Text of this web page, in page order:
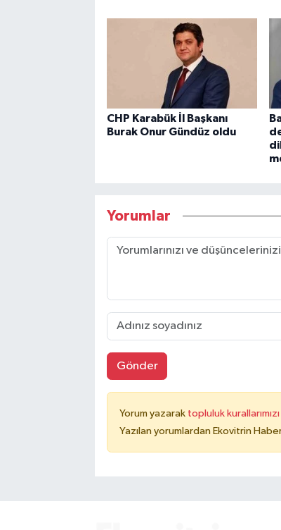
CHP Karabük İl Başkanı
Burak Onur Gündüz oldu
Yorumlar
Gönder
Yorum yazarak topluluk kurallarımızı
Yazılan yorumlardan Ekovitrin